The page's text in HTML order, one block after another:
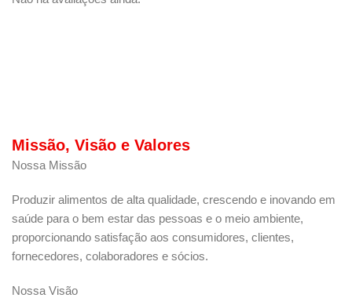
Missão, Visão e Valores
Nossa Missão
Produzir alimentos de alta qualidade, crescendo e inovando em
saúde para o bem estar das pessoas e o meio ambiente,
proporcionando satisfação aos consumidores, clientes,
fornecedores, colaboradores e sócios.
Nossa Visão